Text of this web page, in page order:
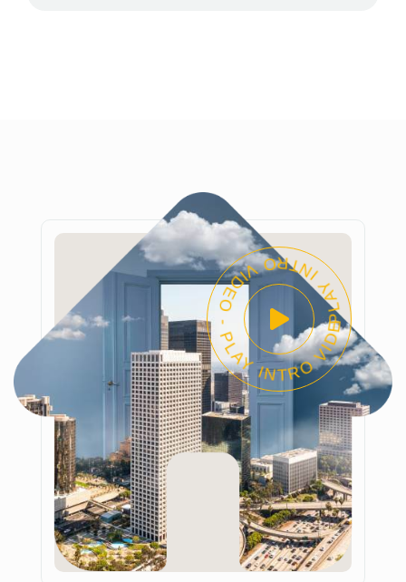
PLAY INTRO VIDEO - PLAY INTRO VIDEO -